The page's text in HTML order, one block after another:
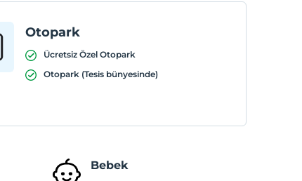
Otopark
Ücretsiz Özel Otopark
Otopark (Tesis bünyesinde)
Bebek